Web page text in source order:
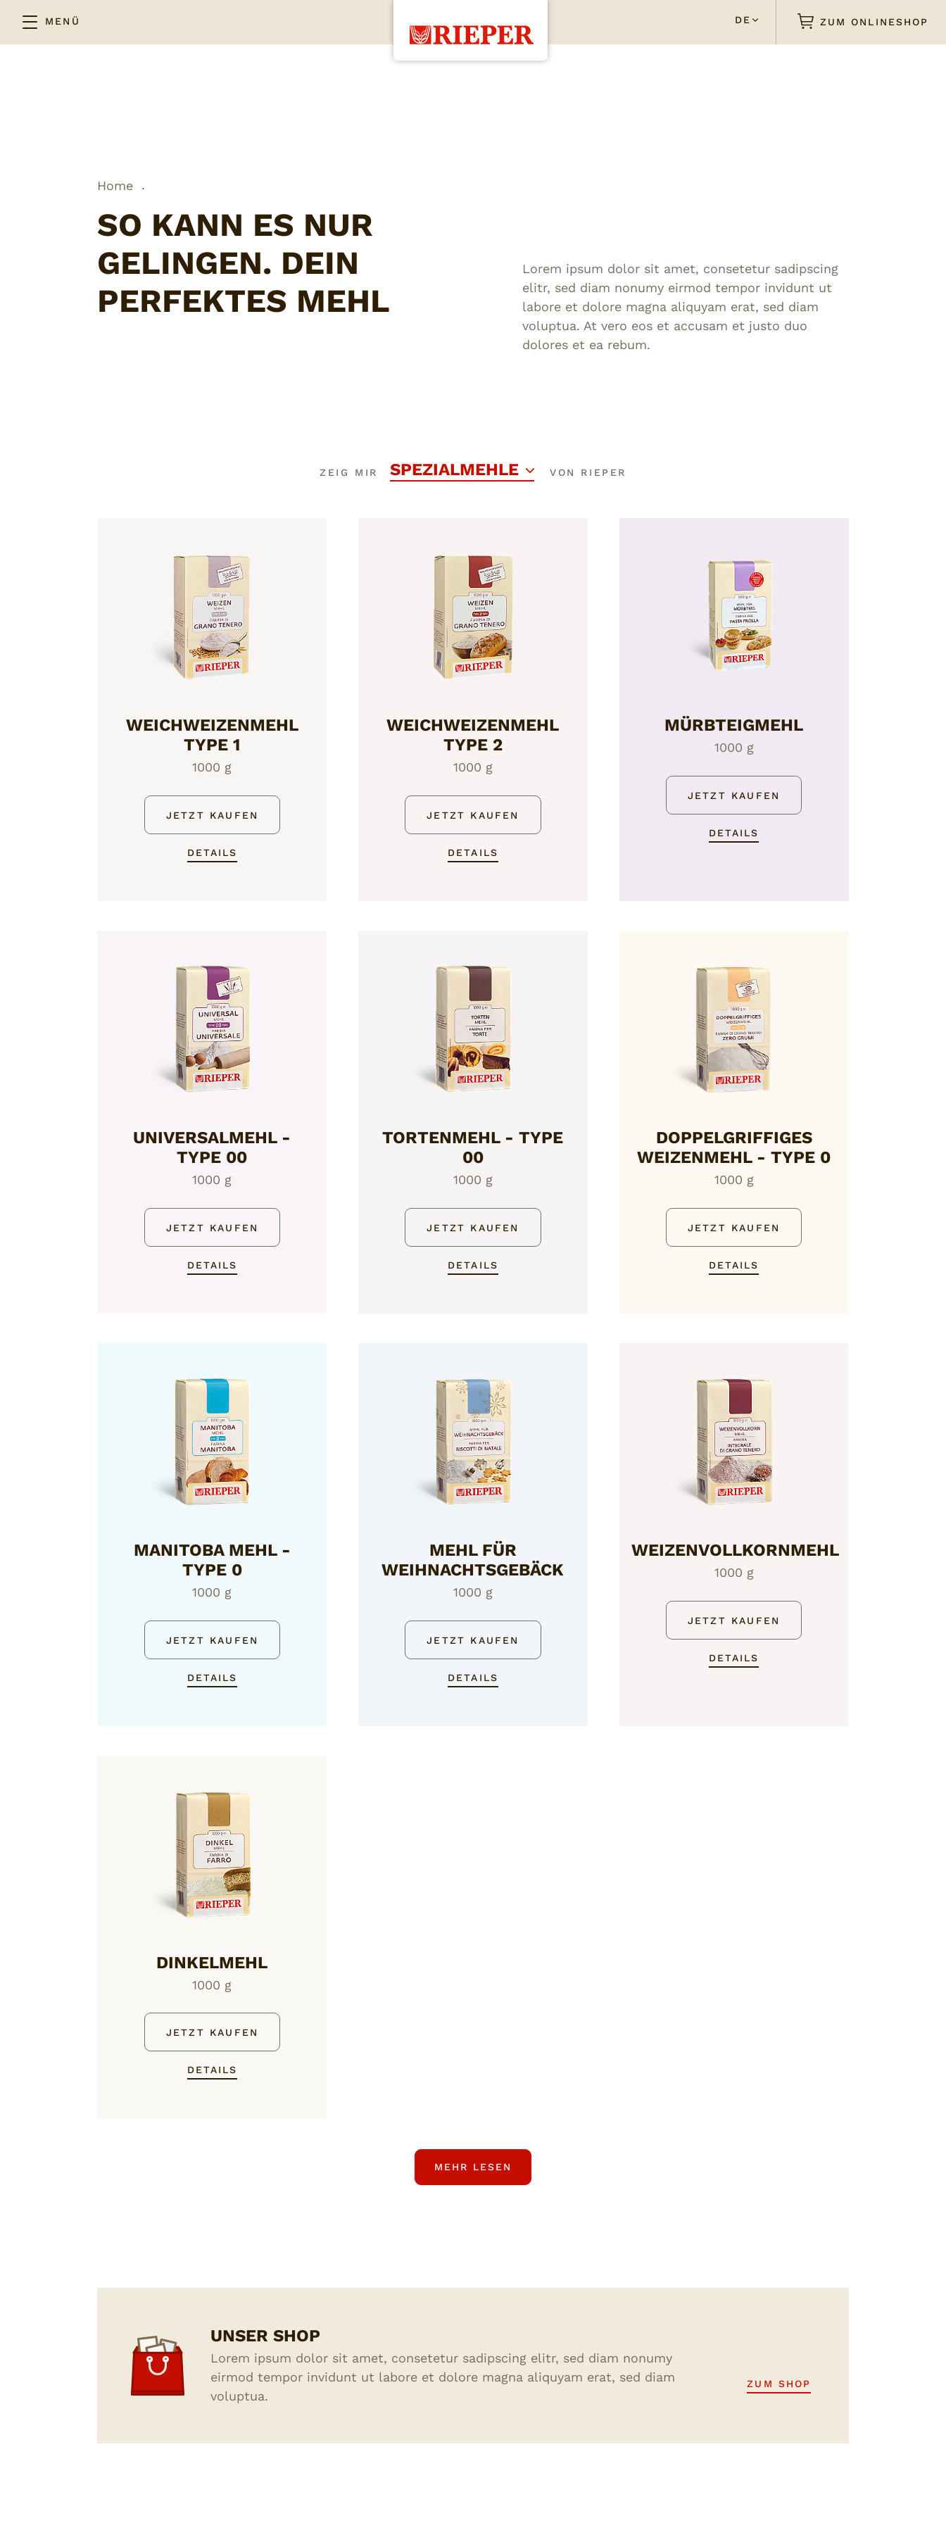
MENÜ DE ZUM ONLINESHOP
Home .
SO KANN ES NUR
GELINGEN. DEIN
PERFEKTES MEHL
Lorem ipsum dolor sit amet, consetetur sadipscing
elitr, sed diam nonumy eirmod tempor invidunt ut
labore et dolore magna aliquyam erat, sed diam
voluptua. At vero eos et accusam et justo duo
dolores et ea rebum.
ZEIG MIR SPEZIALMEHLE VON RIEPER
WEICHWEIZENMEHL
TYPE 1
1000 g
JETZT KAUFEN
DETAILS
WEICHWEIZENMEHL
TYPE 2
1000 g
JETZT KAUFEN
DETAILS
MÜRBTEIGMEHL
1000 g
JETZT KAUFEN
DETAILS
UNIVERSALMEHL -
TYPE 00
1000 g
JETZT KAUFEN
DETAILS
TORTENMEHL - TYPE
00
1000 g
JETZT KAUFEN
DETAILS
DOPPELGRIFFIGES
WEIZENMEHL - TYPE 0
1000 g
JETZT KAUFEN
DETAILS
MANITOBA MEHL -
TYPE 0
1000 g
JETZT KAUFEN
DETAILS
MEHL FÜR
WEIHNACHTSGEBÄCK
1000 g
JETZT KAUFEN
DETAILS
WEIZENVOLLKORNMEHL
1000 g
JETZT KAUFEN
DETAILS
DINKELMEHL
1000 g
JETZT KAUFEN
DETAILS
MEHR LESEN
UNSER SHOP
Lorem ipsum dolor sit amet, consetetur sadipscing elitr, sed diam nonumy
eirmod tempor invidunt ut labore et dolore magna aliquyam erat, sed diam
voluptua.
ZUM SHOP